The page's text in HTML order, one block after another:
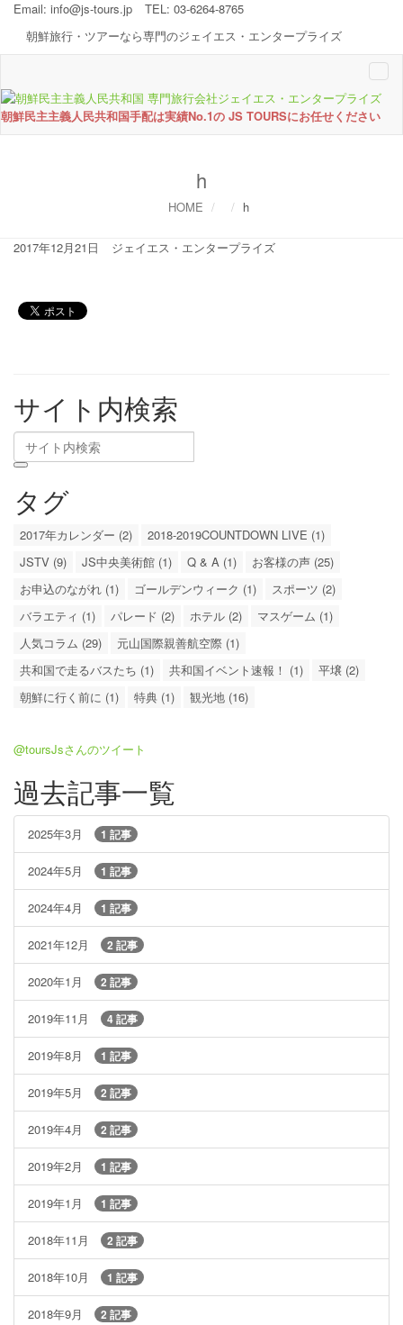
Email: info@js-tours.jp
TEL: 03-6264-8765
朝鮮旅行・ツアーなら専門のジェイエス・エンタープライズ
朝鮮民主主義人民共和国手配は実績No.1の JS TOURSにお任せください
h
HOME h
2017年12月21日 ジェイエス・エンタープライズ
サイト内検索
タグ
2017年カレンダー (2)
2018-2019COUNTDOWN LIVE (1)
JSTV (9)
JS中央美術館 (1) Q & A (1)
お客様の声 (25)
お申込のながれ (1)
ゴールデンウィーク (1)
スポーツ (2)
バラエティ (1)
パレード (2) ホテル (2)
マスゲーム (1)
人気コラム (29)
元山国際親善航空際 (1)
共和国で走るバスたち (1)
共和国イベント速報！ (1)
平壌 (2)
朝鮮に行く前に (1)
特典 (1) 観光地 (16)
@toursJsさんのツイート
過去記事一覧
2025年3月 1 記事
2024年5月 1 記事
2024年4月 1 記事
2021年12月 2 記事
2020年1月 2 記事
2019年11月 4 記事
2019年8月 1 記事
2019年5月 2 記事
2019年4月 2 記事
2019年2月 1 記事
2019年1月 1 記事
2018年11月 2 記事
2018年10月 1 記事
2018年9月 2 記事